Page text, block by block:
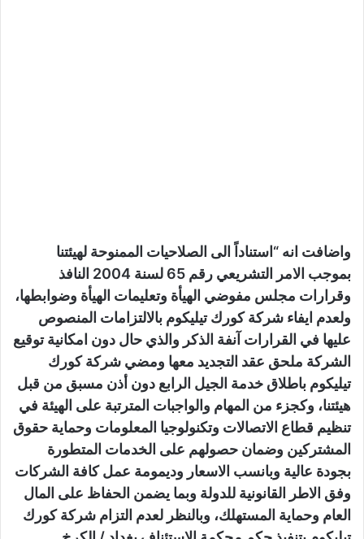
واضافت انه “استناداً الى الصلاحيات الممنوحة لهيئتنا
بموجب الامر التشريعي رقم 65 لسنة 2004 النافذ
وقرارات مجلس مفوضي الهيأة وتعليمات الهيأة وضوابطها،
ولعدم ايفاء شركة كورك تيليكوم بالالتزامات المنصوص
عليها في القرارات آنفة الذكر والذي حال دون امكانية توقيع
الشركة ملحق عقد التجديد معها ومضي شركة كورك
تيليكوم باطلاق خدمة الجيل الرابع دون أذن مسبق من قبل
هيئتنا، وكجزء من المهام والواجبات المترتبة على الهيئة في
تنظيم قطاع الاتصالات وتكنولوجيا المعلومات وحماية حقوق
المشتركين وضمان حصولهم على الخدمات المتطورة
بجودة عالية وبانسب الاسعار وديمومة عمل كافة الشركات
وفق الاطر القانونية للدولة وبما يضمن الحفاظ على المال
العام وحماية المستهلك، وبالنظر لعدم التزام شركة كورك